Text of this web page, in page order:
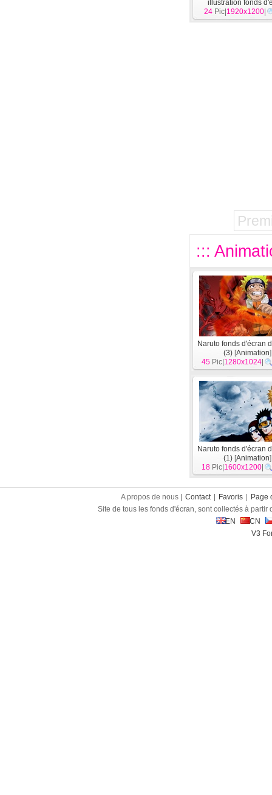
illustration fonds
[Animation
24 Pic| 1920x1200
:::
Naruto fonds d'écran
(3) [Animation]
45 Pic| 1280x1024
Naruto fonds d'écran
(1) [Animation]
18 Pic| 1600x1200
A propos de nous | Contact Favoris
Page
Site de tous les fonds d'écran, sont collectés à
EN
CN
V3